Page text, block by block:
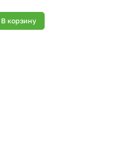
В корзину